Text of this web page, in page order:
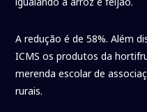
A redução é de 58%. Além
ICMS os produtos da
merenda escolar de
rurais.